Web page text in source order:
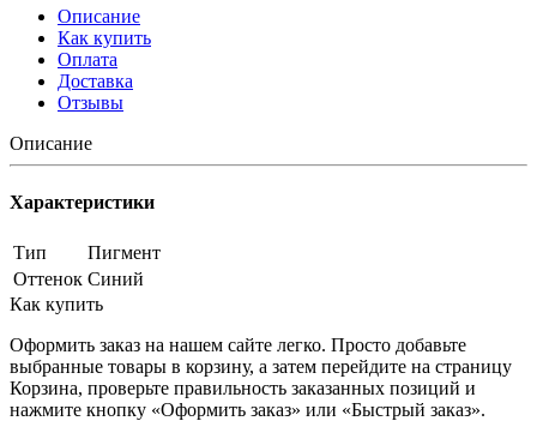
Описание
Как купить
Оплата
Доставка
Отзывы
Описание
Характеристики
Тип
Пигмент
Оттенок Синий
Как купить
Оформить заказ на нашем сайте легко. Просто добавьте
выбранные товары в корзину, а затем перейдите на страницу
Корзина, проверьте правильность заказанных позиций и
нажмите кнопку «Оформить заказ» или «Быстрый заказ».